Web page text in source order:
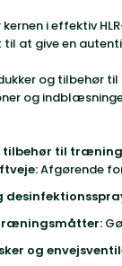
i effektiv
til at give en
og tilbehør
og
tilbehør til
Afgørende
og